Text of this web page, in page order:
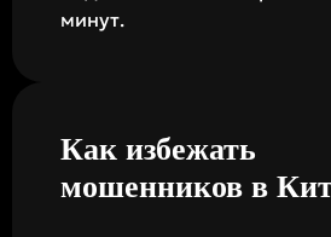
минут.
Как избежать
мошенников в